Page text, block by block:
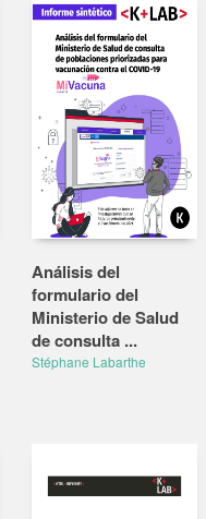
Análisis del
formulario del
Ministerio de Salud
de consulta ...
Stéphane Labarthe